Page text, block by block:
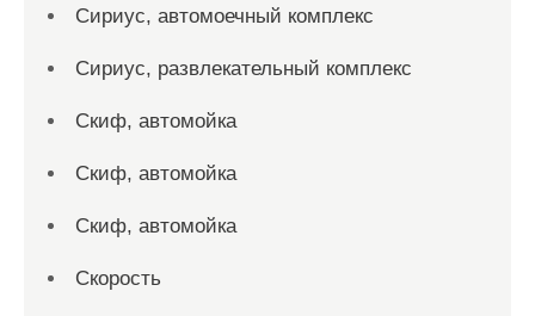
Сириус, автомоечный комплекс
Сириус, развлекательный комплекс
Скиф, автомойка
Скиф, автомойка
Скиф, автомойка
Скорость